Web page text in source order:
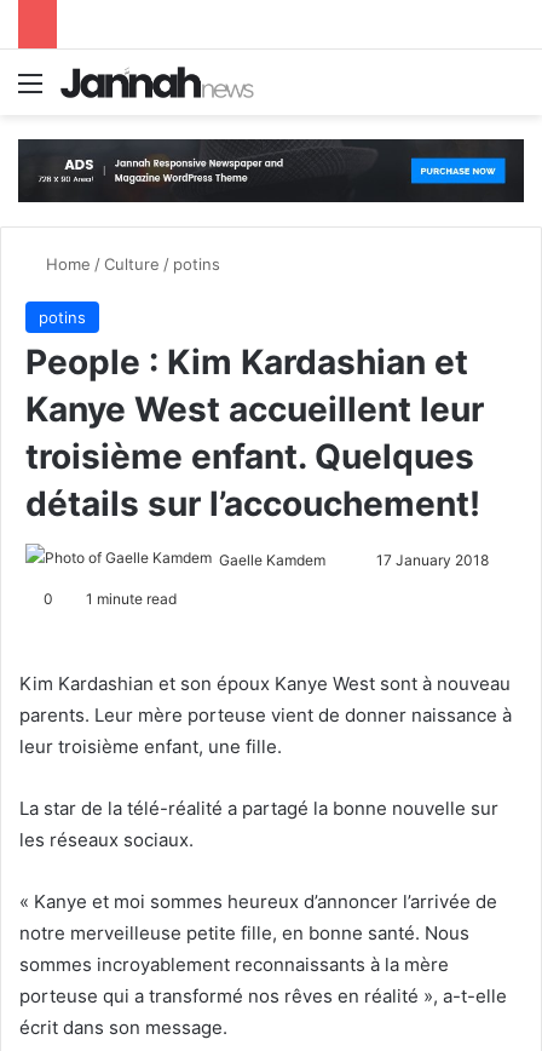
Menu
Home /Culture / potins
potins
People : Kim Kardashian et
Kanye West accueillent leur
troisième enfant. Quelques
détails sur l’accouchement!
Gaelle Kamdem
a
17 January 2018
0 1 minute read
Kim Kardashian et son époux Kanye West sont à nouveau
parents. Leur mère porteuse vient de donner naissance à
leur troisième enfant, une fille.
La star de la télé-réalité a partagé la bonne nouvelle sur
les réseaux sociaux.
« Kanye et moi sommes heureux d’annoncer l’arrivée de
notre merveilleuse petite fille, en bonne santé. Nous
sommes incroyablement reconnaissants à la mère
porteuse qui a transformé nos rêves en réalité », a-t-elle
écrit dans son message.